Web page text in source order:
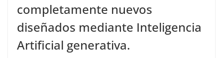
completamente nuevos
diseñados mediante Inteligencia
Artificial generativa.